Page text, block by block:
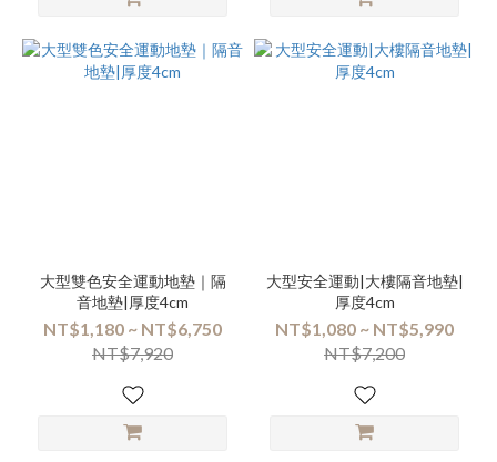
大型雙色安全運動地墊｜隔
音地墊|厚度4cm
NT$1,180 ~ NT$6,750
NT$7,920
大型安全運動|大樓隔音地墊|
厚度4cm
NT$1,080 ~ NT$5,990
NT$7,200